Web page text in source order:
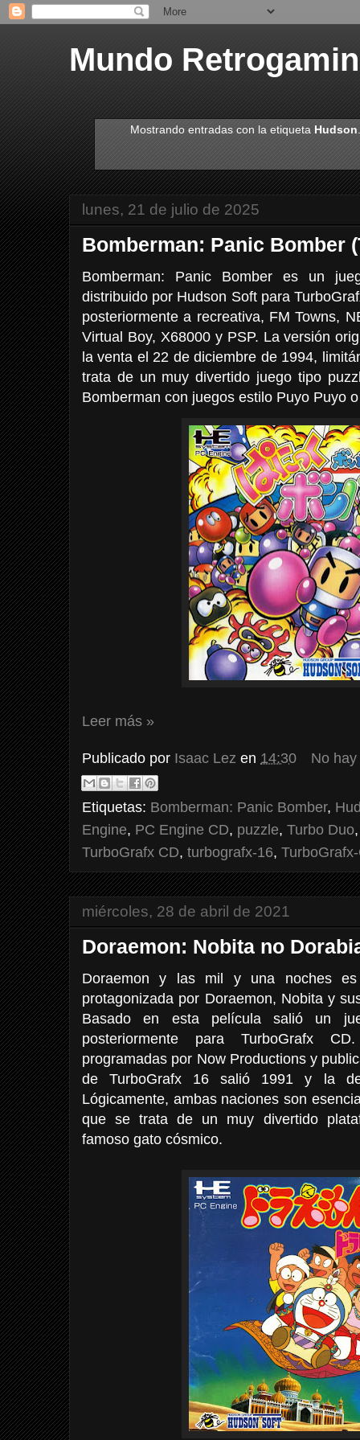
Mundo
Mostrando entradas con la etiqueta Hudson
lunes, 21 de julio de 2025
Bomberman: Panic Bomber
Bomberman: Panic Bomber es un
distribuido por Hudson Soft para
posteriormente a recreativa, FM Towns,
Virtual Boy, X68000 y PSP. La versión
la venta el 22 de diciembre de 1994,
trata de un muy divertido juego tipo
Bomberman con juegos estilo Puyo Puyo
Leer más »
Publicado por Isaac Lez en 14:30 No
Etiquetas: Bomberman: Panic Bomber,
Engine, PC Engine CD, puzzle, Turbo Duo
TurboGrafx CD, turbografx-16,
miércoles, 28 de abril de 2021
Doraemon: Nobita no
Doraemon y las mil y una noches
protagonizada por Doraemon, Nobita y
Basado en esta película salió un
posteriormente para TurboGrafx
programadas por Now Productions y
de TurboGrafx 16 salió 1991 y la
Lógicamente, ambas naciones son
que se trata de un muy divertido
famoso gato cósmico.